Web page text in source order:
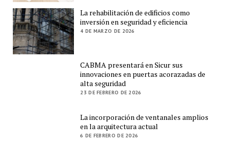
La rehabilitación de edificios como
inversión en seguridad y eficiencia
4 DE MARZO DE 2026
CABMA presentará en Sicur sus
innovaciones en puertas acorazadas de
alta seguridad
23 DE FEBRERO DE 2026
La incorporación de ventanales amplios
en la arquitectura actual
6 DE FEBRERO DE 2026